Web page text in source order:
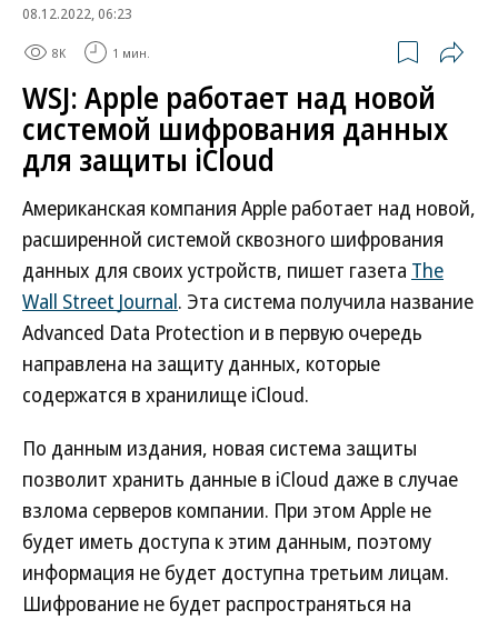
08.12.2022, 06:23
8K 1 мин.
WSJ: Apple работает над новой
системой шифрования данных
для защиты iCloud
Американская компания Apple работает над новой,
расширенной системой сквозного шифрования
данных для своих устройств, пишет газета The
Wall Street Journal. Эта система получила название
Advanced Data Protection и в первую очередь
направлена на защиту данных, которые
содержатся в хранилище iCloud.
По данным издания, новая система защиты
позволит хранить данные в iCloud даже в случае
взлома серверов компании. При этом Apple не
будет иметь доступа к этим данным, поэтому
информация не будет доступна третьим лицам.
Шифрование не будет распространяться на